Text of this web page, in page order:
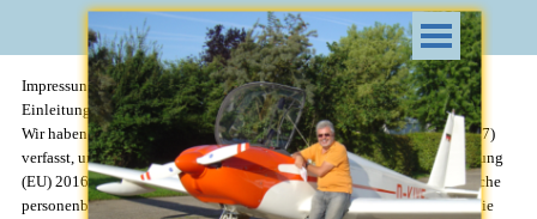
Direkt zum Seiteninhalt
Menü überspringen
Impressung / Datenschutzerklärung
Einleitung und Überblick
Wir haben diese Datenschutzerklärung (Fassung 04.03.2022-311957457)
verfasst, um Ihnen gemäß der Vorgaben der Datenschutz-Grundverordnung
(EU) 2016/679 und anwendbaren nationalen Gesetzen zu erklären, welche
personenbezogenen Daten (kurz Daten) wir als Verantwortliche – und die